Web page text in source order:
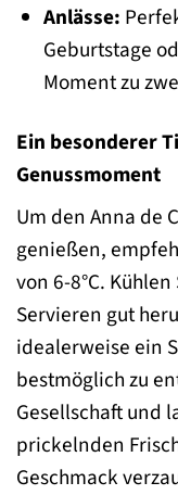
Anlässe:
Geburtstage
Moment zu
Ein besonderer
Genussmoment
Um den Anna de
genießen,
von 6-8°C.
Servieren gut
idealerweise ein
bestmöglich zu
Gesellschaft und
prickelnden
Geschmack